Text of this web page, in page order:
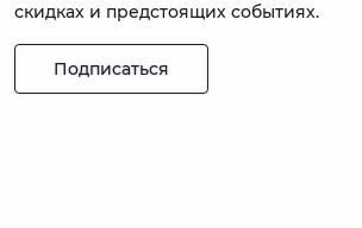
скидках и предстоящих событиях.
Подписаться